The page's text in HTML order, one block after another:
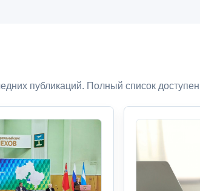
публикаций. Полный список